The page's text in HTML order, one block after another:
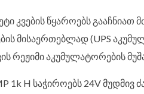
კვების წყაროებს
მისაერთებლად (UPS
რეჟიმი აკუმულატორების
1k H საჭიროებს 24V მუდმივ